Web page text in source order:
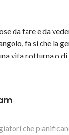
da fare e da
fa sì che la
vita notturna o
che